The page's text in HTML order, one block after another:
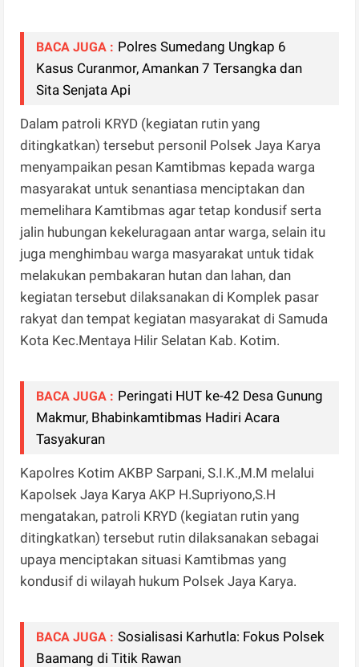
BACA JUGA : Polres Sumedang Ungkap 6
Kasus Curanmor, Amankan 7 Tersangka dan
Sita Senjata Api
Dalam patroli KRYD (kegiatan rutin yang
ditingkatkan) tersebut personil Polsek Jaya Karya
menyampaikan pesan Kamtibmas kepada warga
masyarakat untuk senantiasa menciptakan dan
memelihara Kamtibmas agar tetap kondusif serta
jalin hubungan kekeluragaan antar warga, selain itu
juga menghimbau warga masyarakat untuk tidak
melakukan pembakaran hutan dan lahan, dan
kegiatan tersebut dilaksanakan di Komplek pasar
rakyat dan tempat kegiatan masyarakat di Samuda
Kota Kec.Mentaya Hilir Selatan Kab. Kotim.
BACA JUGA : Peringati HUT ke-42 Desa Gunung
Makmur, Bhabinkamtibmas Hadiri Acara
Tasyakuran
Kapolres Kotim AKBP Sarpani, S.I.K.,M.M melalui
Kapolsek Jaya Karya AKP H.Supriyono,S.H
mengatakan, patroli KRYD (kegiatan rutin yang
ditingkatkan) tersebut rutin dilaksanakan sebagai
upaya menciptakan situasi Kamtibmas yang
kondusif di wilayah hukum Polsek Jaya Karya.
BACA JUGA : Sosialisasi Karhutla: Fokus Polsek
Baamang di Titik Rawan